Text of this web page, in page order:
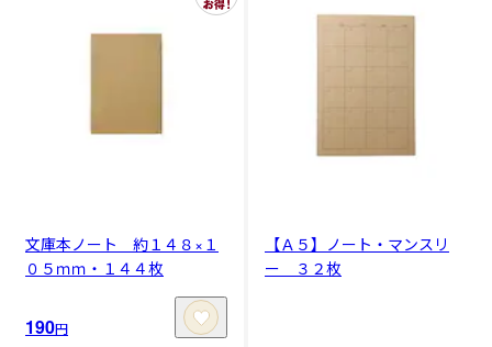
文庫本ノート 約１４８×１
０５ｍｍ・１４４枚
190円
【Ａ５】ノート・マンスリ
ー ３２枚